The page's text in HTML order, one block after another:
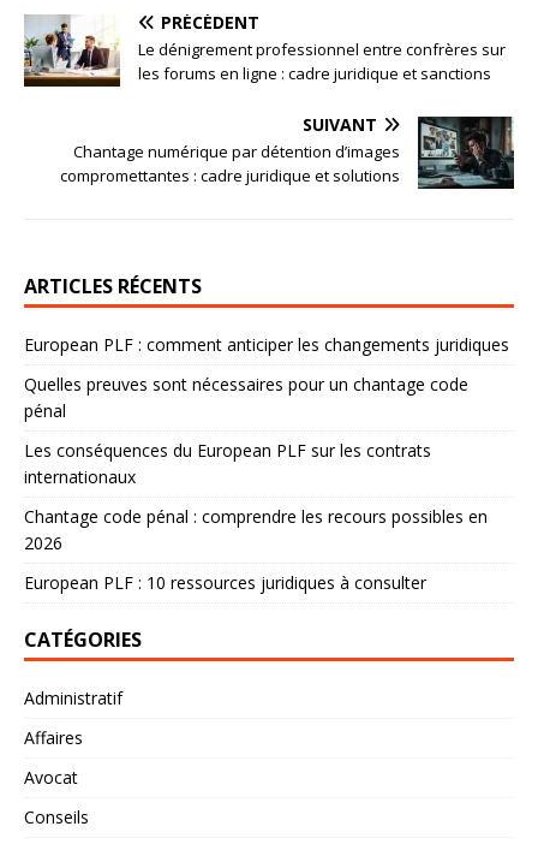
PRÉCÉDENT
Le dénigrement professionnel entre confrères sur
les forums en ligne : cadre juridique et sanctions
SUIVANT
Chantage numérique par détention d’images
compromettantes : cadre juridique et solutions
ARTICLES RÉCENTS
European PLF : comment anticiper les changements juridiques
Quelles preuves sont nécessaires pour un chantage code
pénal
Les conséquences du European PLF sur les contrats
internationaux
Chantage code pénal : comprendre les recours possibles en
2026
European PLF : 10 ressources juridiques à consulter
CATÉGORIES
Administratif
Affaires
Avocat
Conseils